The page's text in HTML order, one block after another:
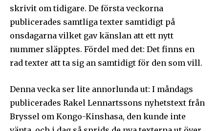
skrivit om tidigare. De första veckorna
publicerades samtliga texter samtidigt på
onsdagarna vilket gav känslan att ett nytt
nummer släpptes. Fördel med det: Det finns en
rad texter att ta sig an samtidigt för den som vill.
Denna vecka ser lite annorlunda ut: I måndags
publicerades Rakel Lennartssons nyhetstext från
Bryssel om Kongo-Kinshasa, den kunde inte